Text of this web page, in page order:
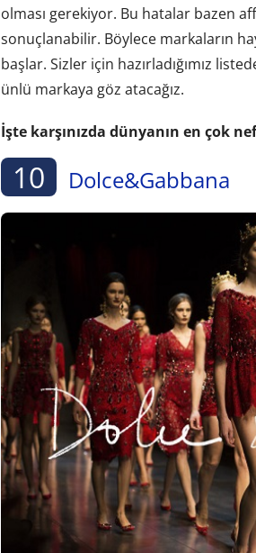
olması gerekiyor. Bu hatalar bazen
sonuçlanabilir. Böylece markaların
başlar. Sizler için hazırladığımız
ünlü markaya göz atacağız.
İşte karşınızda dünyanın en çok
10 Dolce&Gabbana